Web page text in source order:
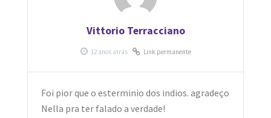
Vittorio Terracciano
Link permanente
Foi pior que o esterminio dos indios. agradeço
Nella pra ter falado a verdade!